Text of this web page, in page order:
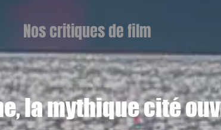
Nos critiques de film
la mythique cité